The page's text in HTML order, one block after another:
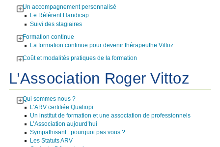
Un accompagnement personnalisé
Le Référent Handicap
Suivi des stagiaires
Formation continue
La formation continue pour devenir thérapeuthe Vittoz
Coût et modalités pratiques de la formation
L’Association Roger Vittoz
Qui sommes nous ?
L’ARV certifiée Qualiopi
Un institut de formation et une association de professionnels
L’Association aujourd’hui
Sympathisant : pourquoi pas vous ?
Les Statuts ARV